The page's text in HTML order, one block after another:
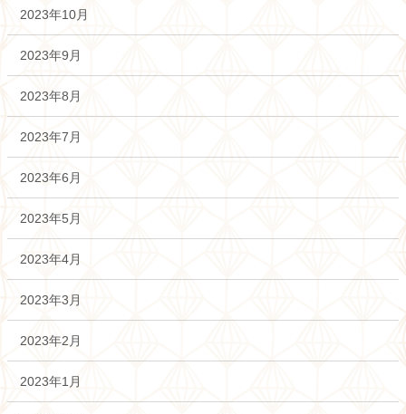
2023年10月
2023年9月
2023年8月
2023年7月
2023年6月
2023年5月
2023年4月
2023年3月
2023年2月
2023年1月